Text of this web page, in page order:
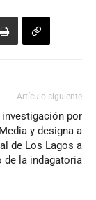
Artículo siguiente
investigación por
y designa a
de Los Lagos a
de la indagatoria